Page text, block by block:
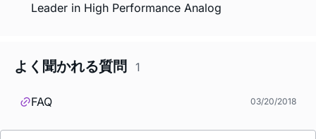
Leader in High Performance Analog
よく聞かれる質問 1
FAQ 03/20/2018